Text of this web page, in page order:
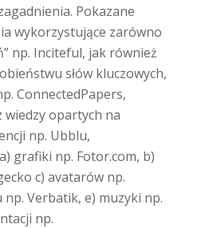
Pokazane
wykorzystujące zarówno
np. Inciteful, jak również
słów kluczowych,
ConnectedPapers,
opartych na
np. Ubblu,
grafiki np. Fotor.com, b)
c) avatarów np.
np. Verbatik, e) muzyki np.
np.